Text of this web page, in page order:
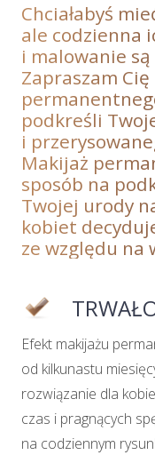
Chciałabyś
ale codzienna
i malowanie są
Zapraszam
podkreśli
i
Makijaż
sposób na
Twojej urody
kobiet
ze względu na
Efekt makijażu
od kilkunastu
rozwiązanie dla
czas i pragnących
na codziennym